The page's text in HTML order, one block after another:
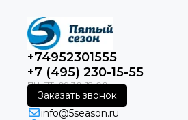
+74952301555
+7 (495) 230-15-55
Заказать звонок
info@5season.ru